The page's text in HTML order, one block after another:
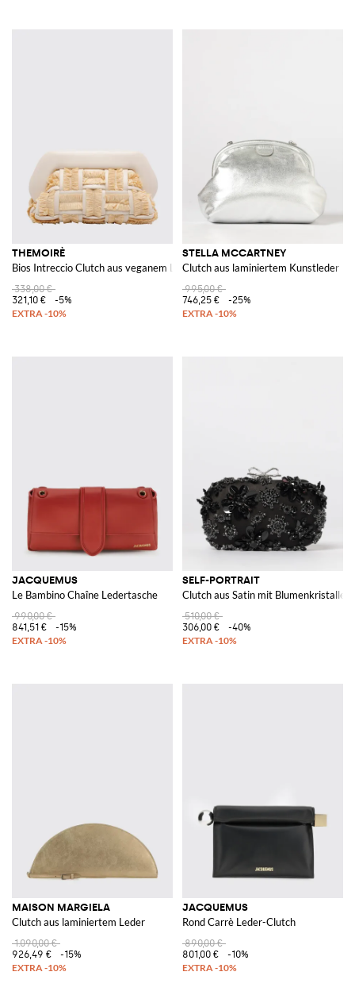
THEMOIRÈ
Bios Intreccio Clutch aus veganem Leder
338,00 €
321,10 €
-5%
STELLA MCCARTNEY
Clutch aus laminiertem Kunstleder
995,00 €
746,25 €
-25%
JACQUEMUS
Le Bambino Chaîne Ledertasche
990,00 €
841,51 €
-15%
SELF-PORTRAIT
Clutch aus Satin mit Blumenkristallen
510,00 €
306,00 €
-40%
MAISON MARGIELA
Clutch aus laminiertem Leder
1.090,00 €
926,49 €
-15%
JACQUEMUS
Rond Carrè Leder-Clutch
890,00 €
801,00 €
-10%